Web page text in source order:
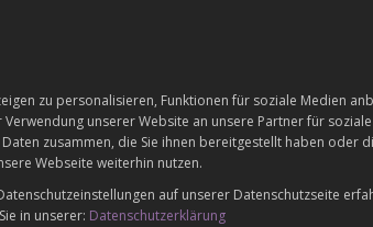
zu personalisieren, Funktionen für soziale Medien
unserer Website an unsere Partner für
zusammen, die Sie ihnen bereitgestellt haben oder
Webseite weiterhin nutzen.
auf unserer Datenschutzseite
in unserer: Datenschutzerklärung